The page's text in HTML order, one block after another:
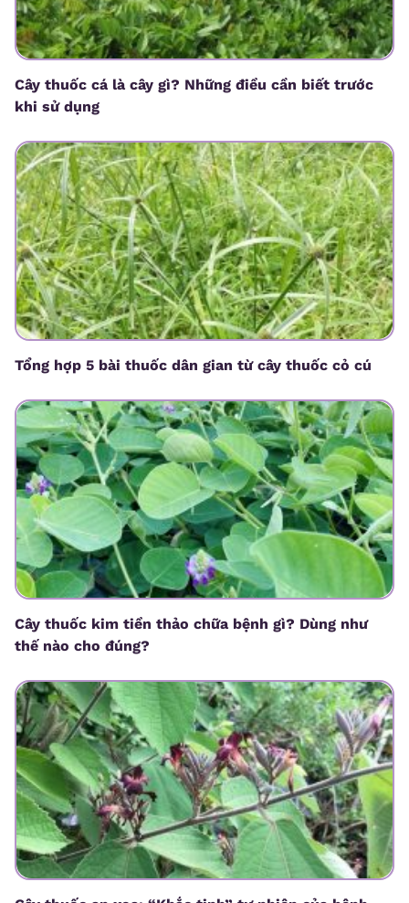
Cây thuốc cá là cây gì? Những điều cần biết trước
khi sử dụng
Tổng hợp 5 bài thuốc dân gian từ cây thuốc cỏ cú
Cây thuốc kim tiền thảo chữa bệnh gì? Dùng như
thế nào cho đúng?